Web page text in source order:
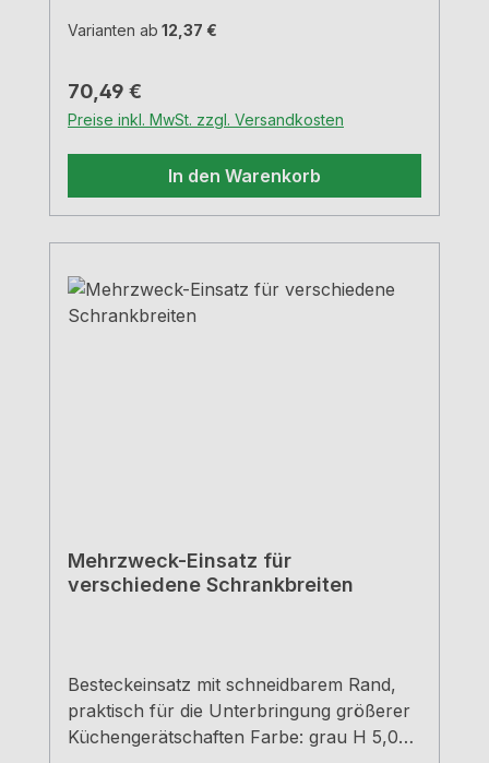
Varianten ab 12,37 €
Regulärer Preis:
70,49 €
Preise inkl. MwSt. zzgl. Versandkosten
In den Warenkorb
Mehrzweck-Einsatz für
verschiedene Schrankbreiten
Besteckeinsatz mit schneidbarem Rand,
praktisch für die Unterbringung größerer
Küchengerätschaften Farbe: grau H 5,0